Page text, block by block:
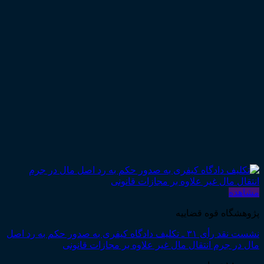
مشاهده
پژوهشگاه قوه قضاییه
نشست نقد رأی ۳۱ ـ تکلیف دادگاه کیفری به صدور حکم به رد اصل
مال در جرم انتقال مال غیر علاوه بر مجازات قانونی